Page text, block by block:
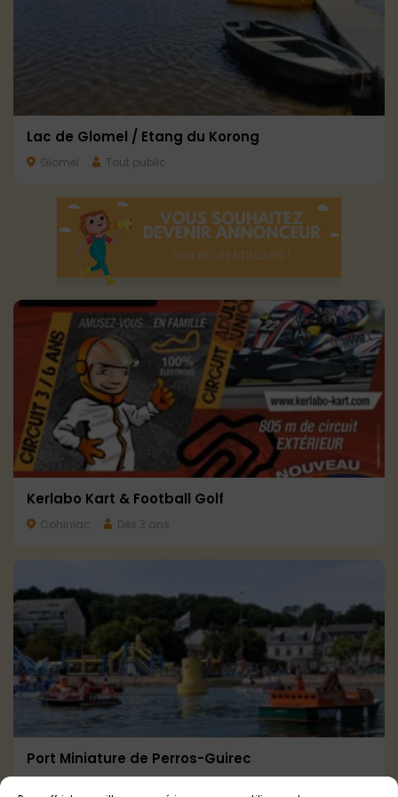
Lac de Glomel / Etang du Korong
Glomel Tout public
Kerlabo Kart & Football Golf
Cohiniac Dès 3 ans
Port Miniature de Perros-Guirec